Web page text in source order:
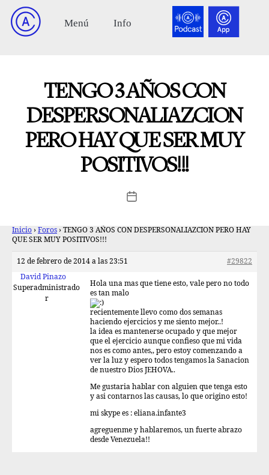
TENGO 3 AÑOS CON
DESPERSONALIAZCION
PERO HAY QUE SER MUY
POSITIVOS!!!
Inicio › Foros › TENGO 3 AÑOS CON DESPERSONALIAZCION PERO HAY
QUE SER MUY POSITIVOS!!!
12 de febrero de 2014 a las 23:51
#29822
David Pinazo
Superadministrado
r
Hola una mas que tiene esto, vale pero no todo
es tan malo
recientemente llevo como dos semanas
haciendo ejercicios y me siento mejor..!
la idea es mantenerse ocupado y que mejor
que el ejercicio aunque confieso que mi vida
nos es como antes,, pero estoy comenzando a
ver la luz y espero todos tengamos la Sanacion
de nuestro Dios JEHOVA..
Me gustaria hablar con alguien que tenga esto
y asi contarnos las causas, lo que origino esto!
mi skype es : eliana.infante3
agreguenme y hablaremos, un fuerte abrazo
desde Venezuela!!